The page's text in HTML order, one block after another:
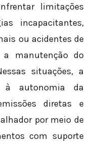
limitações
incapacitantes,
ou acidentes de
a manutenção do
situações, a
à autonomia da
diretas e
por meio de
com suporte